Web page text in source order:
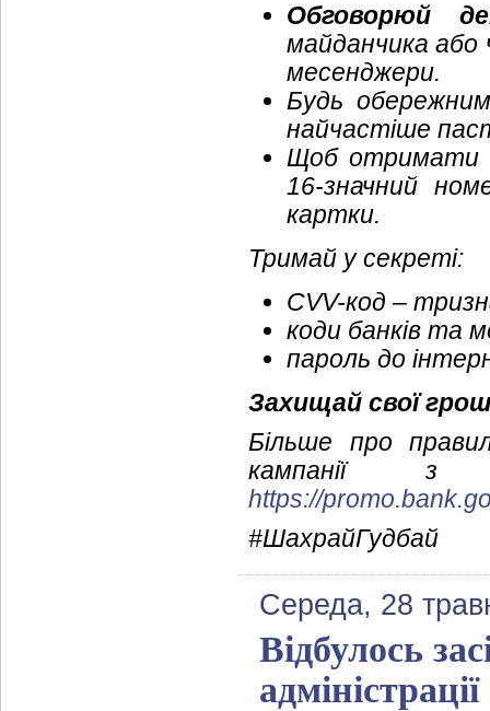
Обговорюй
майданчика або
месенджери.
Будь
найчастіше
Щоб отримати
16-значний
картки.
Тримай у секреті:
CVV-код –
коди банків та
пароль до
Захищай свої
Більше про
кампанії з
https://
#ШахрайГудбай
Середа, 28
Відбулось
адміністрації